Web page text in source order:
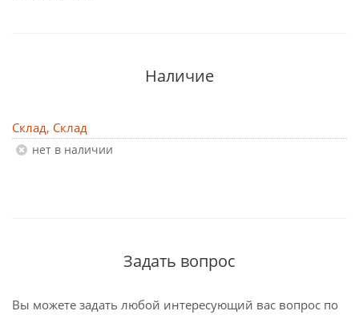
Наличие
Склад, Склад
Нет в наличии
Задать вопрос
Вы можете задать любой интересующий вас вопрос по